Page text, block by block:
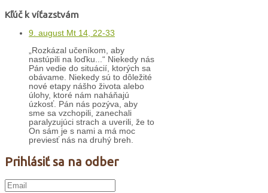
Kľúč k víťazstvám
9. august Mt 14, 22-33
„Rozkázal učeníkom, aby
nastúpili na loďku...“ Niekedy nás
Pán vedie do situácií, ktorých sa
obávame. Niekedy sú to dôležité
nové etapy nášho života alebo
úlohy, ktoré nám naháňajú
úzkosť. Pán nás pozýva, aby
sme sa vzchopili, zanechali
paralyzujúci strach a uverili, že to
On sám je s nami a má moc
previesť nás na druhý breh.
Prihlásiť sa na odber